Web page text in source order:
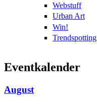
Webstuff
Urban Art
Win!
Trendspotting
Eventkalender
August